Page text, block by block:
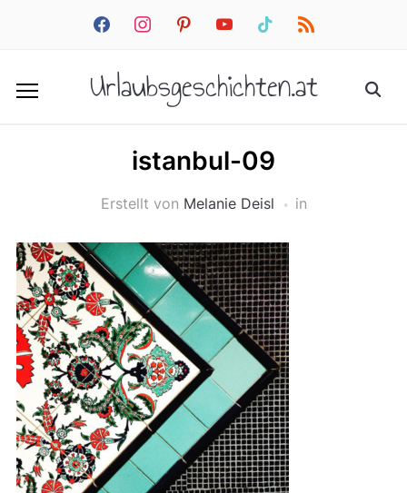
facebookinstagrampinterestyoutube tiktok rss
Urlaubsgeschichten.at
istanbul-09
Erstellt von Melanie Deisl in